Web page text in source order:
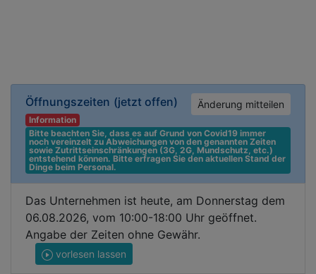
Öffnungszeiten (jetzt offen) Änderung mitteilen
Information
Bitte beachten Sie, dass es auf Grund von Covid19 immer
noch vereinzelt zu Abweichungen von den genannten Zeiten
sowie Zutrittseinschränkungen (3G, 2G, Mundschutz, etc.)
entstehend können. Bitte erfragen Sie den aktuellen Stand der
Dinge beim Personal.
Das Unternehmen ist heute, am Donnerstag dem
06.08.2026, vom 10:00-18:00 Uhr geöffnet.
Angabe der Zeiten ohne Gewähr.
vorlesen lassen